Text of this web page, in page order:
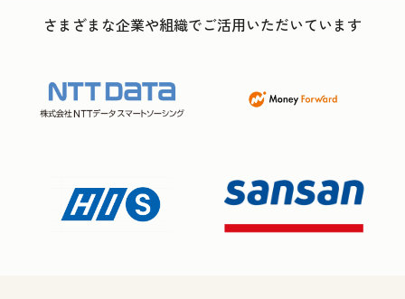
さまざまな企業や組織でご活用いただいています